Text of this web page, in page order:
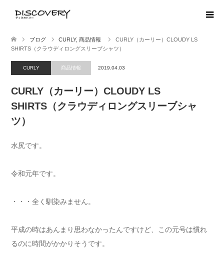
ブログ CURLY, 商品情報
CURLY（カーリー）CLOUDY LS
SHIRTS（クラウディロングスリーブシャツ）
CURLY 商品情報 2019.04.03
CURLY（カーリー）CLOUDY LS
SHIRTS（クラウディロングスリーブシャ
ツ）
水尻です。
令和元年です。
・・・全く馴染みません。
平成の時はあんまり思わなかったんですけど、この元号は慣れ
るのに時間がかかりそうです。